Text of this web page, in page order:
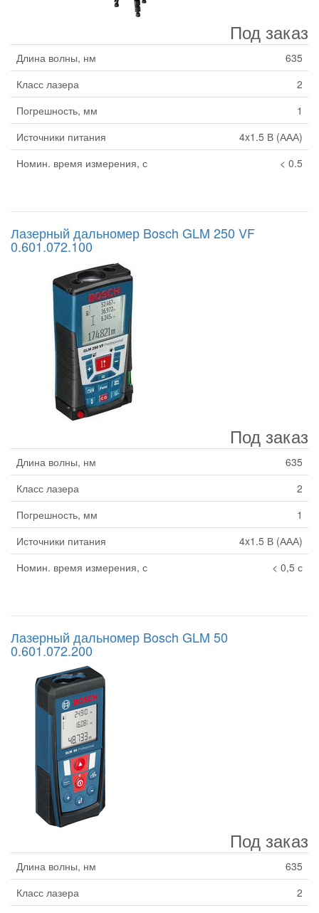
Под заказ
Длина волны, нм
635
Класс лазера
2
Погрешность, мм
1
Источники питания
4x1.5 В (ААА)
Номин. время измерения, с
< 0.5
Лазерный дальномер Bosch GLM 250 VF
0.601.072.100
Под заказ
Длина волны, нм
635
Класс лазера
2
Погрешность, мм
1
Источники питания
4x1.5 В (ААА)
Номин. время измерения, с
< 0,5 с
Лазерный дальномер Bosch GLM 50
0.601.072.200
Под заказ
Длина волны, нм
635
Класс лазера
2